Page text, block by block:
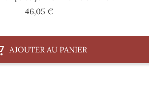
46,05 €Prix
AJOUTER AU PANIER